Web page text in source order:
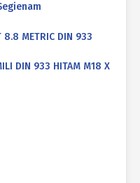
8.8 METRIC DIN 933
DIN 933 HITAM M18 X